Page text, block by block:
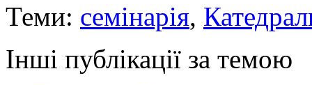
Теми: семінарія,
Інші публікації за темою